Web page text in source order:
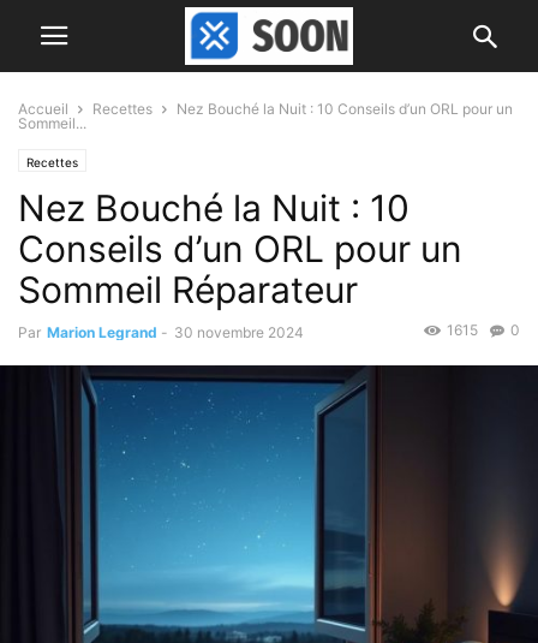
Accueil Recettes
Nez Bouché la Nuit : 10 Conseils d’un ORL pour un
Sommeil...
Recettes
Nez Bouché la Nuit : 10
Conseils d’un ORL pour un
Sommeil Réparateur
Par Marion Legrand - 30 novembre 2024 0
1615